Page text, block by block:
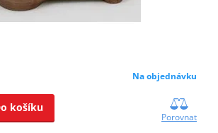
Na objednávku
košíku
Porovnat